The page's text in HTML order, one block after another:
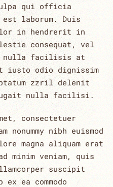
qui officia
laborum. Duis
in hendrerit in
consequat, vel
nulla facilisis at
iusto odio dignissim
zzril delenit
nulla facilisi.
consectetuer
nibh euismod
magna aliquam erat
minim veniam, quis
suscipit
ea commodo